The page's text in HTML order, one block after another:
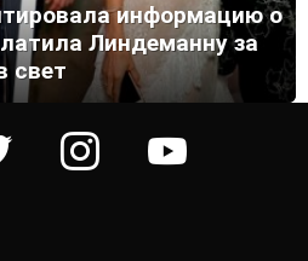
информацию о
Линдеманну за
свет
twitter instagram youtube